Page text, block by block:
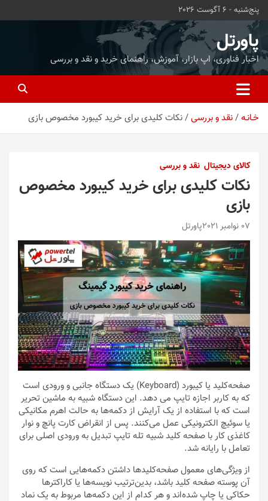
محتوا
بروید
پنج‌شنبه - 6 آگوست 2026
پاورتل
اخبار فناوری، اپ بازار، آموزش، راهنمای خرید و نقد و بررسی
خـانـه نقد و بررسی نکات کلیدی برای خرید کیبورد مخصوص بازی
کالای دیجیتال نقد و بررسی
نکات کلیدی برای خرید کیبورد مخصوص
بازی
07 نوامبر 2021 پاورتل
صفحه‌کلید یا کیبورد (Keyboard) یک دستگاه جانبی و ورودی است
که به کاربر اجازه تایپ می دهد. این دستگاه شبیه به ماشین تحریر
است که با استفاده از یک آرایش از دکمه‌ها به حالت اهرم مکانیکی
یا سوئیچ الکترونیکی عمل می‌کنند. پس از انقراض کارت پانچ و نوار
کاغذی کار با صفحه کلید شبیه تله تایپ تبدیل به ورودی اصلی برای
تعامل با رایانه شد.
از ویژگی‌های معمول صفحه‌کلیدها داشتن دکمه‌هایی است که روی
آن پوسته صفحه کلید باشد، بدین‌ترتیب نویسه‌ها یا کاراکترها
حکاکی یا چاپ شده‌اند و هر کدام از این دکمه‌ها مربوط به یک نماد